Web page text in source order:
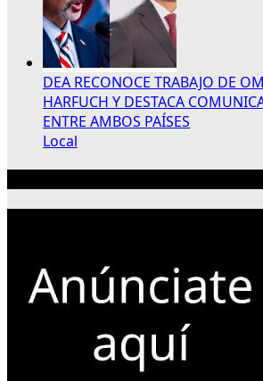
DEA RECONOCE TRABAJO DE
HARFUCH Y DESTACA
ENTRE AMBOS PAÍSES
Local